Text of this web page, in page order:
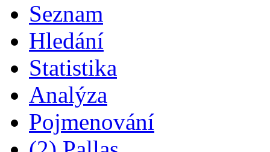
Seznam
Hledání
Statistika
Analýza
Pojmenování